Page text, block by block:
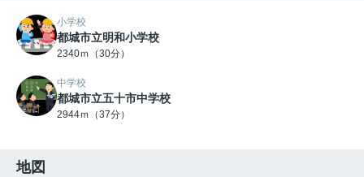
小学校
都城市立明和小学校
2340ｍ（30分）
中学校
都城市立五十市中学校
2944ｍ（37分）
地図